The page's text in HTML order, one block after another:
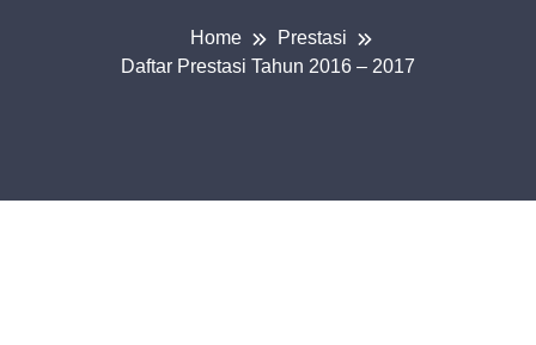
Home
Prestasi
Daftar Prestasi Tahun 2016 – 2017